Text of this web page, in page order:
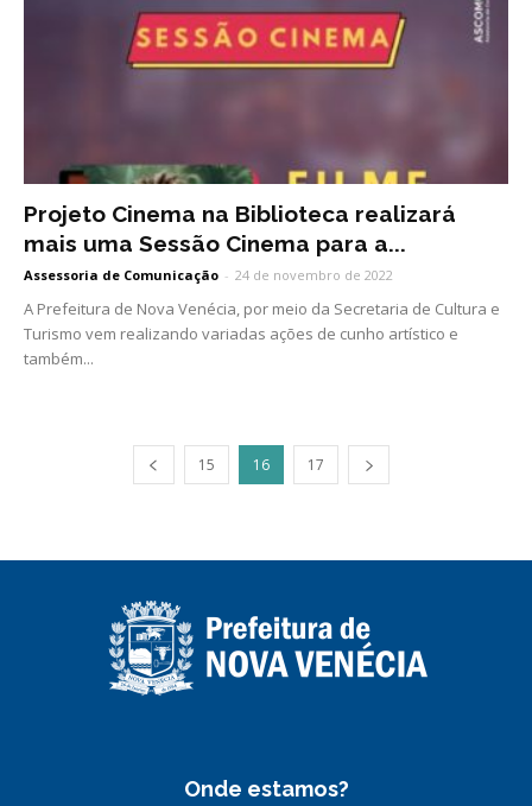
Projeto Cinema na Biblioteca realizará
mais uma Sessão Cinema para a...
Assessoria de Comunicação - 24 de novembro de 2022
A Prefeitura de Nova Venécia, por meio da Secretaria de Cultura e
Turismo vem realizando variadas ações de cunho artístico e
também...
15 16 17
Onde estamos?